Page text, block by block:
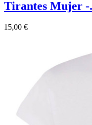
Tirantes Mujer -
Precio
15,00 €